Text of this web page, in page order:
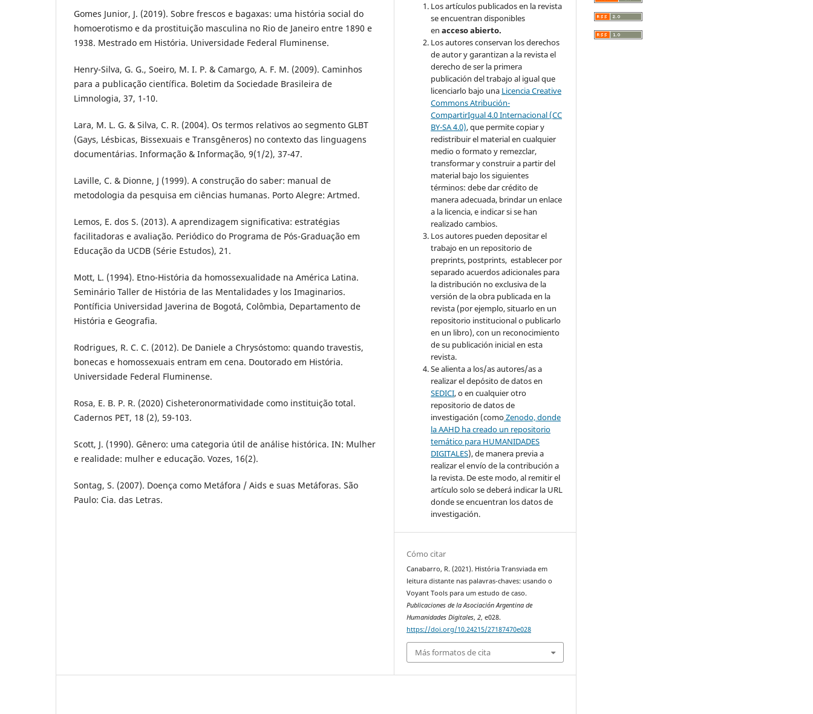
Gomes Junior, J. (2019). Sobre frescos e bagaxas: uma história social do
homoerotismo e da prostituição masculina no Rio de Janeiro entre 1890 e
1938. Mestrado em História. Universidade Federal Fluminense.
Henry-Silva, G. G., Soeiro, M. I. P. & Camargo, A. F. M. (2009). Caminhos
para a publicação científica. Boletim da Sociedade Brasileira de
Limnologia, 37, 1-10.
Lara, M. L. G. & Silva, C. R. (2004). Os termos relativos ao segmento GLBT
(Gays, Lésbicas, Bissexuais e Transgêneros) no contexto das linguagens
documentárias. Informação & Informação, 9(1/2), 37-47.
Laville, C. & Dionne, J (1999). A construção do saber: manual de
metodologia da pesquisa em ciências humanas. Porto Alegre: Artmed.
Lemos, E. dos S. (2013). A aprendizagem significativa: estratégias
facilitadoras e avaliação. Periódico do Programa de Pós-Graduação em
Educação da UCDB (Série Estudos), 21.
Mott, L. (1994). Etno-História da homossexualidade na América Latina.
Seminário Taller de História de las Mentalidades y los Imaginarios.
Pontíficia Universidad Javerina de Bogotá, Colômbia, Departamento de
História e Geografia.
Rodrigues, R. C. C. (2012). De Daniele a Chrysóstomo: quando travestis,
bonecas e homossexuais entram em cena. Doutorado em História.
Universidade Federal Fluminense.
Rosa, E. B. P. R. (2020) Cisheteronormatividade como instituição total.
Cadernos PET, 18 (2), 59-103.
Scott, J. (1990). Gênero: uma categoria útil de análise histórica. IN: Mulher
e realidade: mulher e educação. Vozes, 16(2).
Sontag, S. (2007). Doença como Metáfora / Aids e suas Metáforas. São
Paulo: Cia. das Letras.
Los artículos publicados en la revista
se encuentran disponibles
enacceso abierto.
Los autores conservan los derechos
de autor y garantizan a la revista el
derecho de ser la primera
publicación del trabajo al igual que
licenciarlo bajo una Licencia Creative
Commons Atribución-
CompartirIgual 4.0 Internacional (CC
BY-SA 4.0), que permite copiar y
redistribuir el material en cualquier
medio o formato y remezclar,
transformar y construir a partir del
material bajo los siguientes
términos: debe darcrédito de
manera adecuada, brindar un enlace
a la licencia, e indicar si se han
realizado cambios.
Los autores pueden depositar el
trabajo en un repositorio de
preprints, postprints, establecer por
separado acuerdos adicionales para
la distribución no exclusiva de la
versión de la obra publicada en la
revista (por ejemplo, situarlo en un
repositorio institucional o publicarlo
en un libro), con un reconocimiento
de su publicación inicial en esta
revista.
Se alienta a los/as autores/as a
realizar el depósito de datos en
SEDICI, o en cualquier otro
repositorio de datos de
investigación (comoZenodo, donde
la AAHD ha creado un repositorio
temático para HUMANIDADES
DIGITALES), de manera previa a
realizar el envío de la contribución a
la revista. De este modo, al remitir el
artículo solo se deberá indicar la URL
donde se encuentran los datos de
investigación.
Cómo citar
Canabarro, R. (2021). História Transviada em
leitura distante nas palavras-chaves: usando o
Voyant Tools para um estudo de caso.
Publicaciones de la Asociación Argentina de
Humanidades Digitales,2, e028.
https://doi.org/10.24215/27187470e028
Más formatos de cita